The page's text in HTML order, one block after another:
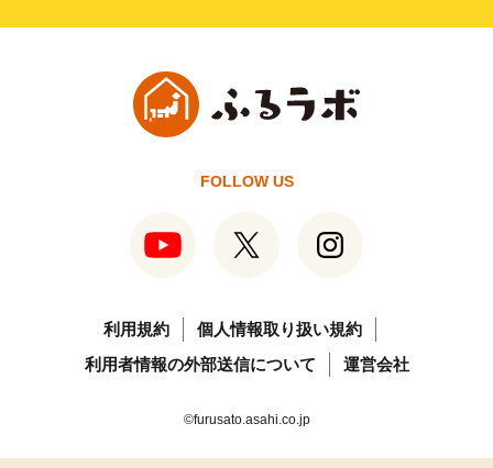
FOLLOW US
利用規約
個人情報取り扱い規約
利用者情報の外部送信について
運営会社
©furusato.asahi.co.jp